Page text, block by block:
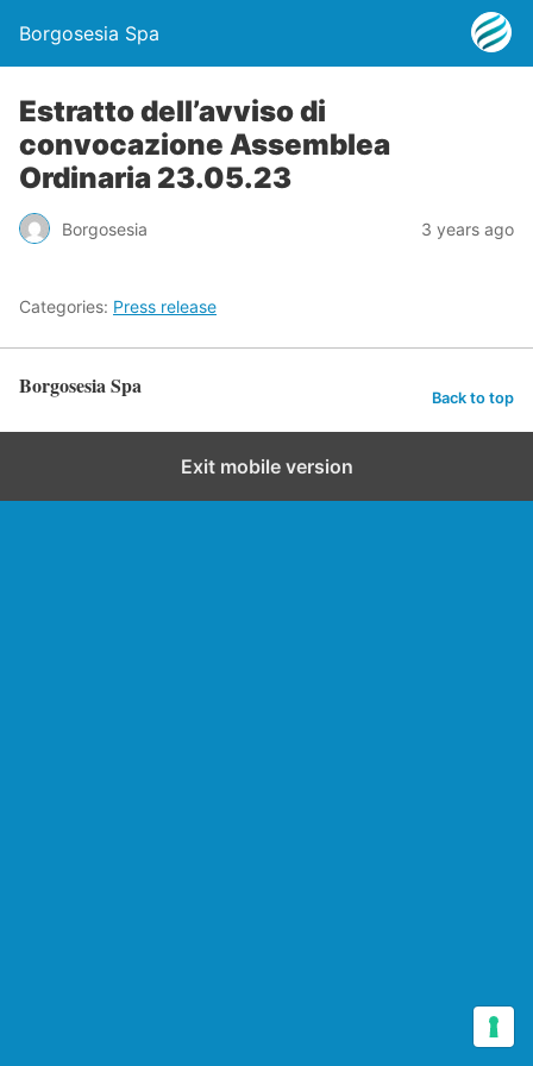
Borgosesia Spa
Estratto dell’avviso di
convocazione Assemblea
Ordinaria 23.05.23
Borgosesia 3 years ago
Categories: Press release
Borgosesia Spa Back to top
Exit mobile version